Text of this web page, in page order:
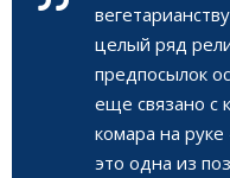
целый ряд
предпосылок
еще связано с
комара на
это одна из